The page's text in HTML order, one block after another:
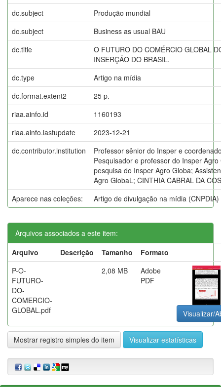
dc.subject
Produção mundial
dc.subject
Business as usual BAU
dc.title
O FUTURO DO COMÉRCIO GLOBAL
INSERÇÃO DO BRASIL.
dc.type
Artigo na mídia
dc.format.extent2
25 p.
riaa.ainfo.id
1160193
riaa.ainfo.lastupdate
2023-12-21
dc.contributor.institution
Professor sênior do Insper e
Pesquisador e professor do Insper
pesquisa do Insper Agro Globa;
Agro GlobaL; CINTHIA CABRAL DA
Aparece nas coleções:
Artigo de divulgação na mídia (CNPDIA)
Arquivos associados a este item:
Arquivo
Descrição Tamanho
Formato
P-O-
FUTURO-
DO-
COMERCIO-
GLOBAL.pdf
2,08 MB
Adobe
PDF
Visualizar/
Mostrar registro simples do item Visualizar estatísticas